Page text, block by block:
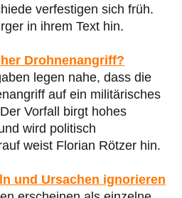
verfestigen sich früh.
in ihrem Text hin.
Drohnenangriff?
legen nahe, dass die
auf ein militärisches
Vorfall birgt hohes
wird politisch
weist Florian Rötzer hin.
und Ursachen ignorieren